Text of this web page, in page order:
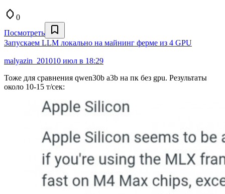
0
Посмотреть
Запускаем LLM локально на майнинг ферме из 4 GPU
malyazin_201010 июл в 18:29
Тоже для сравнения qwen30b a3b на пк без gpu. Результаты
около 10-15 т/сек: